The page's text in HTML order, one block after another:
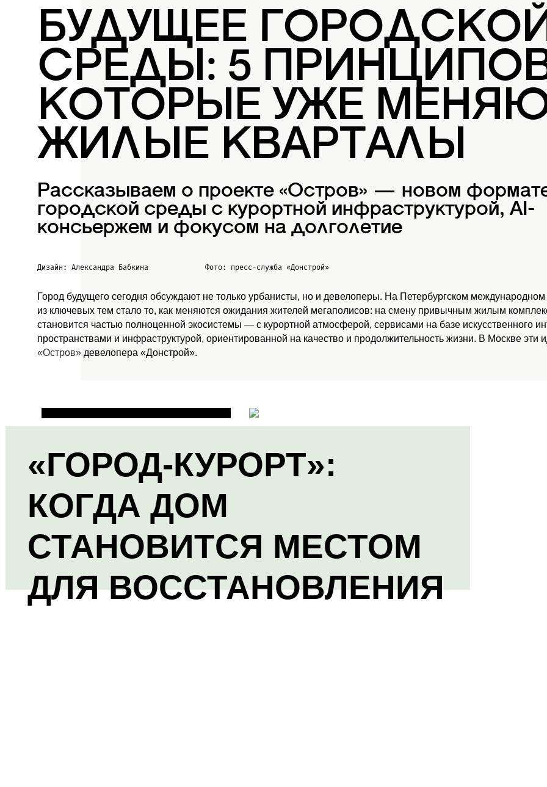
БУДУЩЕЕ
СРЕДЫ: 5
КОТОРЫЕ УЖЕ
ЖИЛЫЕ КВАРТАЛЫ
Рассказываем о проекте «Остров» — новом
городской среды с курортной инфраструктурой, AI-
консьержем и фокусом на долголетие
Дизайн: Александра Бабкина Фото: пресс-служба «Донстрой»
Город будущего сегодня обсуждают не только урбанисты, но и девелоперы. На Петербургском
из ключевых тем стало то, как меняются ожидания жителей мегаполисов: на смену привычным жилым
становится частью полноценной экосистемы — с курортной атмосферой, сервисами на базе искусственного
пространствами и инфраструктурой, ориентированной на качество и продолжительность жизни. В Москве
«Остров» девелопера «Донстрой».
«ГОРОД-КУРОРТ»:
КОГДА ДОМ
СТАНОВИТСЯ МЕСТОМ
ДЛЯ ВОССТАНОВЛЕНИЯ